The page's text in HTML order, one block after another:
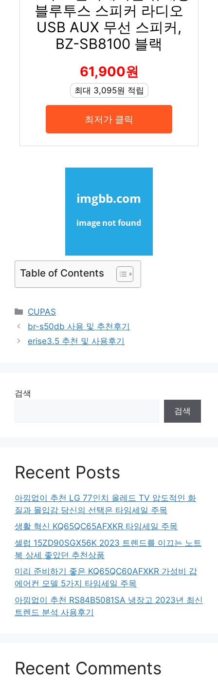
블루투스 스피커 라디오
USB AUX 무선 스피커,
BZ-SB8100 블랙
61,900원
최대 3,095원 적립
최저가 클릭
Table of Contents
Categories
CUPAS
br-s50db 사용 및 추천후기
erise3.5 추천 및 사용후기
검색
검색
Recent Posts
아낌없이 추천 LG 77인치 올레드 TV 압도적인 화
질과 몰입감 당신의 선택은 타임세일 주목
생활 혁신 KQ65QC65AFXKR 타임세일 주목
셀럽 15ZD90SGX56K 2023 트렌드를 이끄는 노트
북 상세 좋았던 추천상품
미리 준비하기 좋은 KQ65QC60AFXKR 가성비 갑
에어컨 모델 5가지 타임세일 주목
아낌없이 추천 RS84B5081SA 냉장고 2023년 최신
트렌드 분석 사용후기
Recent Comments